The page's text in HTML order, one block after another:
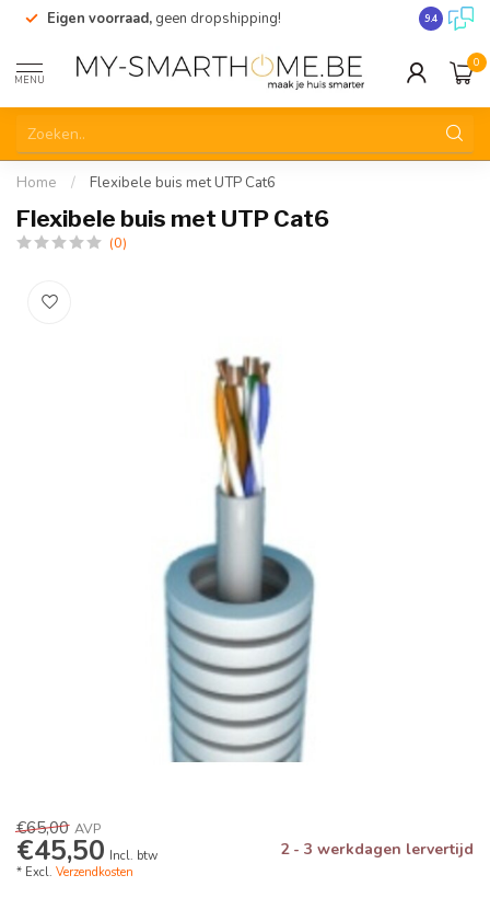
Eigen voorraad, geen dropshipping! 9.4
MENU
0
Home / Flexibele buis met UTP Cat6
Flexibele buis met UTP Cat6
(0)
€65,00 AVP
€45,50 Incl. btw
* Excl. Verzendkosten
2 - 3 werkdagen lervertijd